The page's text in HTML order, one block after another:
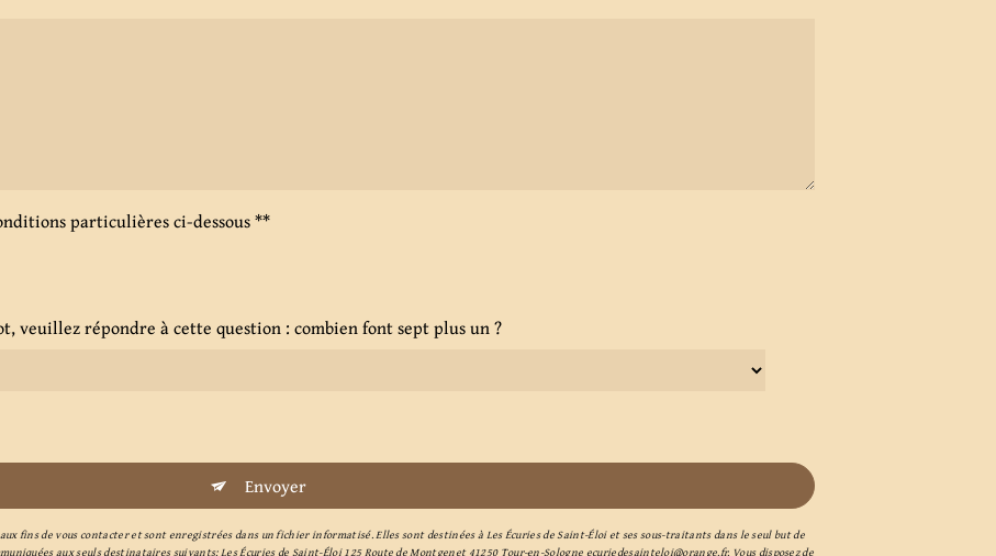
particulières ci-dessous **
veuillez répondre à cette question : combien font sept plus un ?
Envoyer
fins de vous contacter et sont enregistrées dans un fichier informatisé. Elles sont destinées à Les Écuries de Saint-Éloi et ses sous-traitants dans le seul but de
aux seuls destinataires suivants: Les Écuries de Saint-Éloi 125 Route de Montgenet 41250 Tour-en-Sologne ecuriedesainteloi@orange.fr. Vous disposez de